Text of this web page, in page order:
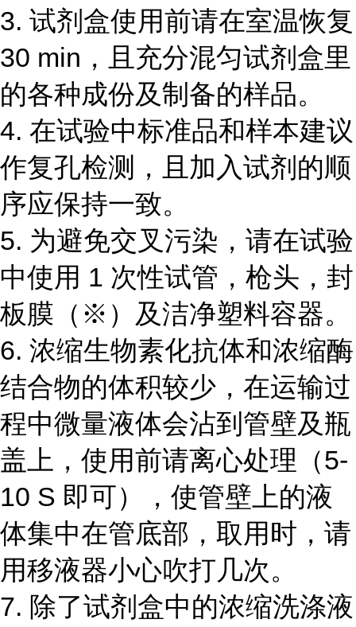
3. 试剂盒使用前请在室温恢复
30 min ，且充分混匀试剂盒里
的各种成份及制备的样品。
4. 在试验中标准品和样本建议
作复孔检测，且加入试剂的顺
序应保持一致。
5. 为避免交叉污染，请在试验
中使用 1 次性试管，枪头，封
板膜（ ※ ）及洁净塑料容器。
6. 浓缩生物素化抗体和浓缩酶
结合物的体积较少，在运输过
程中微量液体会沾到管壁及瓶
盖上，使用前请离心处理（5-
10 S 即可），使管壁上的液
体集中在管底部，取用时，请
用移液器小心吹打几次。
7. 除了试剂盒中的浓缩洗涤液